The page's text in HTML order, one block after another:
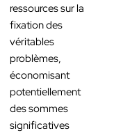
ressources sur la
fixation des
véritables
problèmes,
économisant
potentiellement
des sommes
significatives